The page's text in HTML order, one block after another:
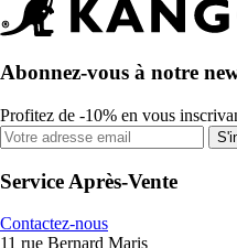
Abonnez-vous à notre
Profitez de -10% en vous
Service Après-Vente
Contactez-nous
11 rue Bernard Maris